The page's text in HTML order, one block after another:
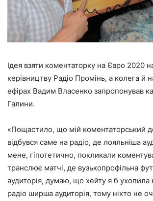
Ідея взяти коментаторку на Євро 2020
керівництву Радіо Промінь, а колега й
ефірах Вадим Власенко запропонував
Галини.
«Пощастило, що мій коментаторський
відбувся саме на радіо, де лояльніша
мене, гіпотетично, покликали
транслює матчі, де вузькопрофільна
аудиторія, думаю, що хейту я б
радіо ширша аудиторія, тому ніхто не